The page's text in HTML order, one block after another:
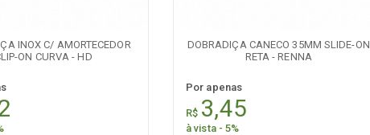
INOX C/ AMORTECEDOR
ON CURVA - HD
DOBRADIÇA CANECO 35MM SLIDE-ON
RETA - RENNA
Por apenas
R$ 3,45
à vista - 5%